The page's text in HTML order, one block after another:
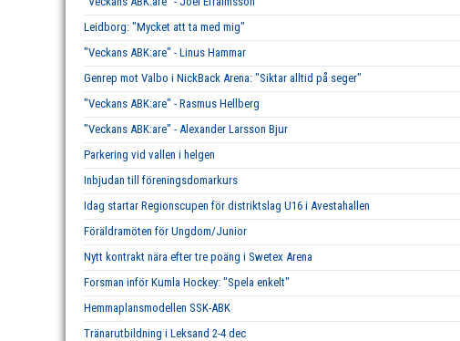
Leidborg: "Mycket att ta med mig"
"Veckans ABK:are" - Linus Hammar
Genrep mot Valbo i NickBack Arena: "Siktar alltid på seger"
"Veckans ABK:are" - Rasmus Hellberg
"Veckans ABK:are" - Alexander Larsson Bjur
Parkering vid vallen i helgen
Inbjudan till föreningsdomarkurs
Idag startar Regionscupen för distriktslag U16 i Avestahallen
Föräldramöten för Ungdom/Junior
Nytt kontrakt nära efter tre poäng i Swetex Arena
Forsman inför Kumla Hockey: "Spela enkelt"
Hemmaplansmodellen SSK-ABK
Tränarutbildning i Leksand 2-4 dec